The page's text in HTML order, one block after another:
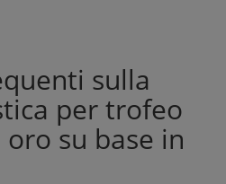
sulla
per trofeo
su base in